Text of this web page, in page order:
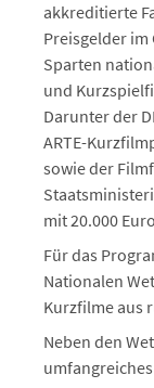
akkreditierte
Preisgelder im
Sparten
und
Darunter der
ARTE-
sowie der
mit 20.000
Für das
Nationalen
Kurzfilme aus
Neben den